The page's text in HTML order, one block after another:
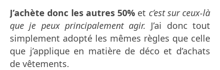
J’achète donc les autres 50% et c’est sur ceux-là
que je peux principalement agir. J’ai donc tout
simplement adopté les mêmes règles que celle
que j’applique en matière de déco et d’achats
de vêtements.